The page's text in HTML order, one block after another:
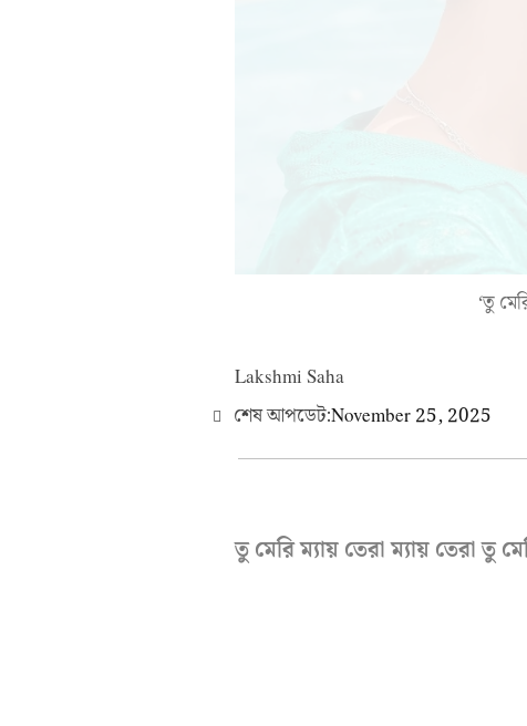
‘তু
Lakshmi Saha
শেষ আপডেট:November 25, 2025
তু মেরি ম্যায় তেরা ম্যায় তেরা তু